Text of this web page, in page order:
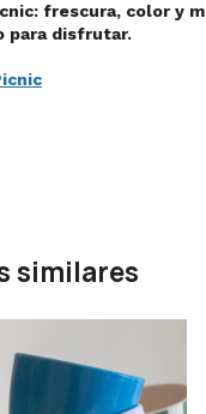
frescura, color y
para disfrutar.
similares